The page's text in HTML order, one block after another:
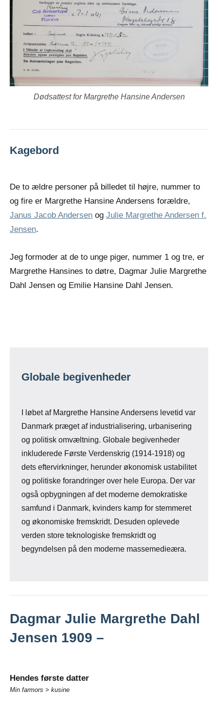
Dødsattest for Margrethe Hansine Andersen
Kagebord
De to ældre personer på billedet til højre, nummer to
og fire er Margrethe Hansine Andersens forældre,
Janus Jacob Andersen og Julie Margrethe Andersen f.
Jensen.
Jeg formoder at de to unge piger, nummer 1 og tre, er
Margrethe Hansines to døtre, Dagmar Julie Margrethe
Dahl Jensen og Emilie Hansine Dahl Jensen.
Globale begivenheder
I løbet af Margrethe Hansine Andersens levetid var
Danmark præget af industrialisering, urbanisering
og politisk omvæltning. Globale begivenheder
inkluderede Første Verdenskrig (1914-1918) og
dets eftervirkninger, herunder økonomisk ustabilitet
og politiske forandringer over hele Europa. Der var
også opbygningen af det moderne demokratiske
samfund i Danmark, kvinders kamp for stemmeret
og økonomiske fremskridt. Desuden oplevede
verden store teknologiske fremskridt og
begyndelsen på den moderne massemedieæra.
Dagmar Julie Margrethe Dahl
Jensen 1909 –
Hendes første datter
Min farmors > kusine